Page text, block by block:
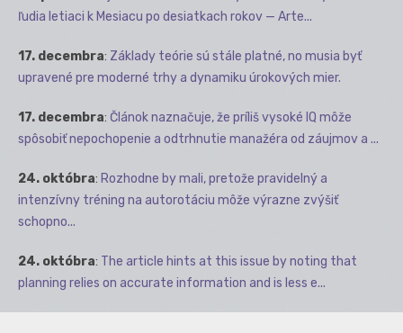
ľudia letiaci k Mesiacu po desiatkach rokov — Arte...
17. decembra: Základy teórie sú stále platné, no musia byť
upravené pre moderné trhy a dynamiku úrokových mier.
17. decembra: Článok naznačuje, že príliš vysoké IQ môže
spôsobiť nepochopenie a odtrhnutie manažéra od záujmov a ...
24. októbra: Rozhodne by mali, pretože pravidelný a
intenzívny tréning na autorotáciu môže výrazne zvýšiť
schopno...
24. októbra: The article hints at this issue by noting that
planning relies on accurate information and is less e...